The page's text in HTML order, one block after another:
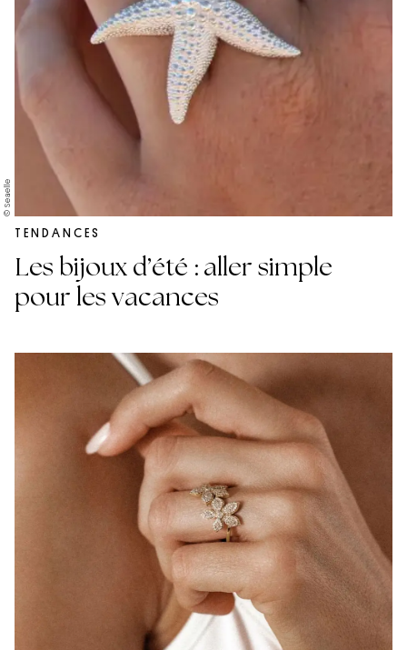
© Seaelle
TENDANCES
Les bijoux d’été : aller simple
pour les vacances